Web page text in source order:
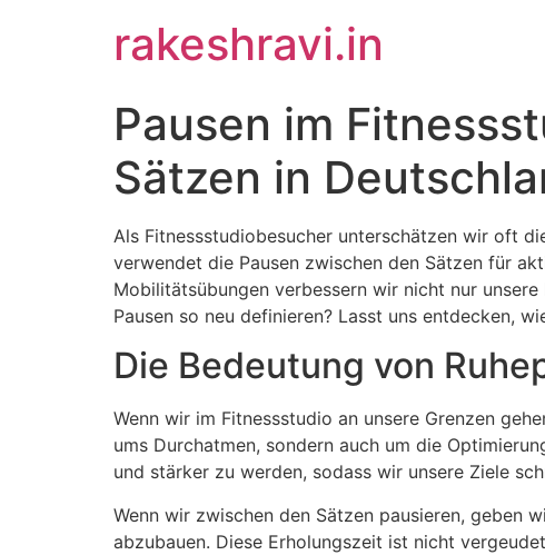
rakeshravi.in
Pausen im
Sätzen in
Als Fitnessstudiobesucher unterschätzen wir oft
verwendet die Pausen zwischen den Sätzen für
Mobilitätsübungen verbessern wir nicht nur
Pausen so neu definieren? Lasst uns entdecken,
Die Bedeutung von
Wenn wir im Fitnessstudio an unsere Grenzen
ums Durchatmen, sondern auch um die
und stärker zu werden, sodass wir unsere Ziele
Wenn wir zwischen den Sätzen pausieren, geben
abzubauen. Diese Erholungszeit ist nicht